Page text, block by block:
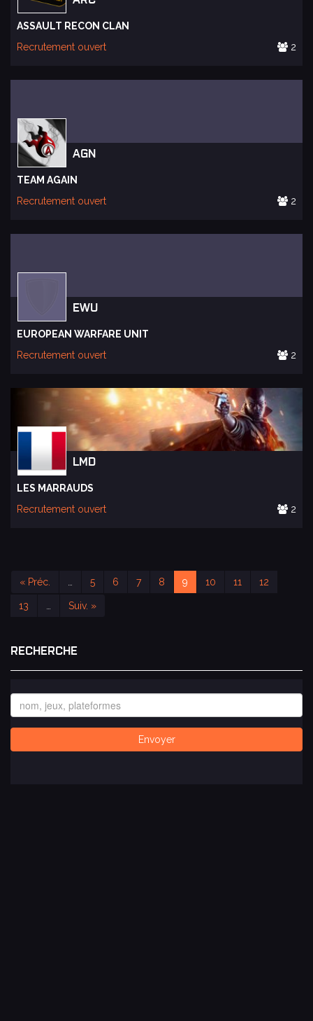
ASSAULT RECON CLAN
Recrutement ouvert
2
AGN
TEAM AGAIN
Recrutement ouvert
2
EWU
EUROPEAN WARFARE UNIT
Recrutement ouvert
2
LMD
LES MARRAUDS
Recrutement ouvert
2
« Préc. 5 6 7 8 9 10 11 12
13 Suiv. »
RECHERCHE
Envoyer